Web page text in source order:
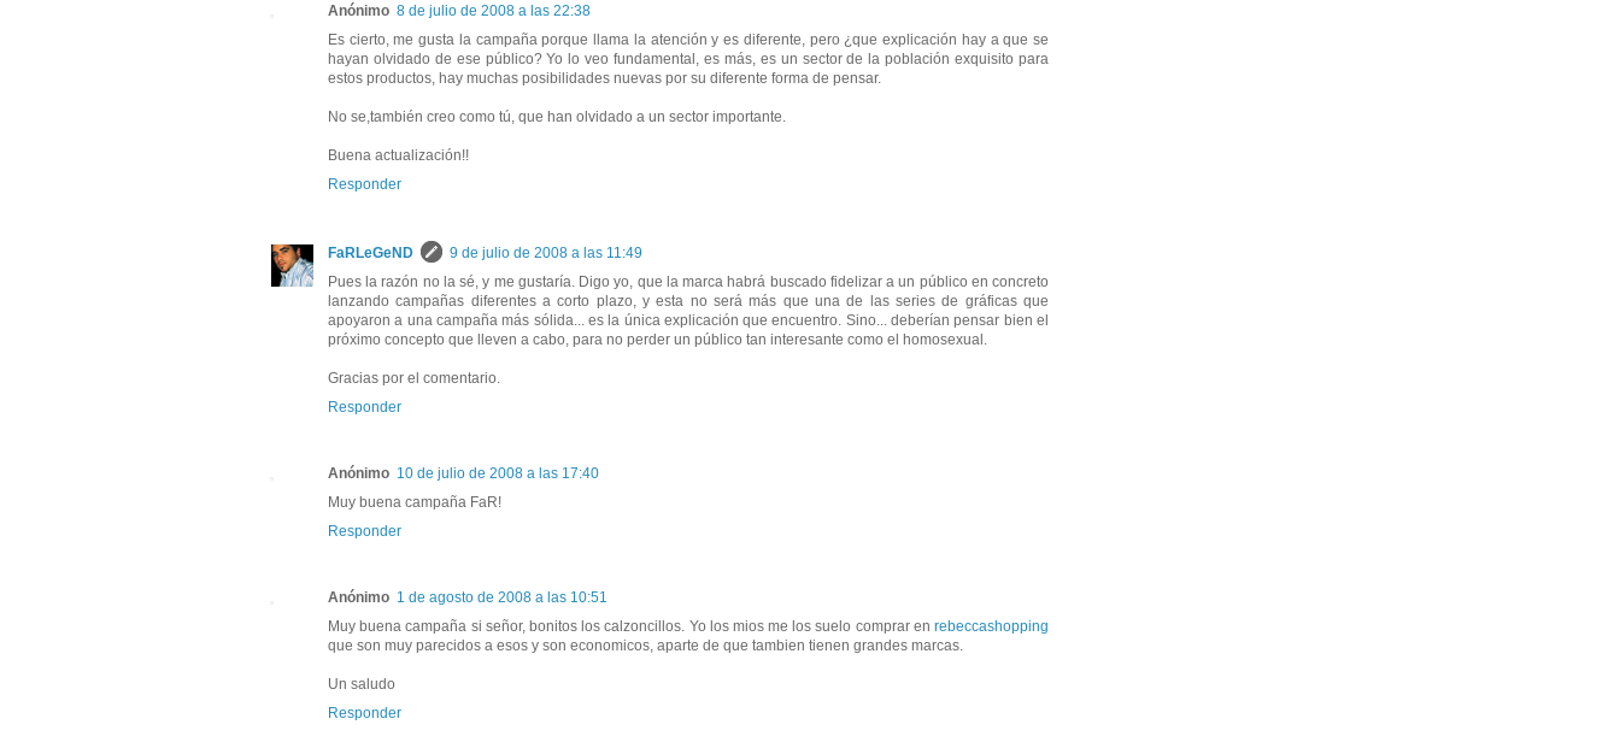
Anónimo 8 de julio de 2008 a las 22:38
Es cierto, me gusta la campaña porque llama la atención y es diferente, pero ¿que explicación hay a que se
hayan olvidado de ese público? Yo lo veo fundamental, es más, es un sector de la población exquisito para
estos productos, hay muchas posibilidades nuevas por su diferente forma de pensar.
No se,también creo como tú, que han olvidado a un sector importante.
Buena actualización!!
Responder
FaRLeGeND
9 de julio de 2008 a las 11:49
Pues la razón no la sé, y me gustaría. Digo yo, que la marca habrá buscado fidelizar a un público en concreto
lanzando campañas diferentes a corto plazo, y esta no será más que una de las series de gráficas que
apoyaron a una campaña más sólida... es la única explicación que encuentro. Sino... deberían pensar bien el
próximo concepto que lleven a cabo, para no perder un público tan interesante como el homosexual.
Gracias por el comentario.
Responder
Anónimo 10 de julio de 2008 a las 17:40
Muy buena campaña FaR!
Responder
Anónimo 1 de agosto de 2008 a las 10:51
Muy buena campaña si señor, bonitos los calzoncillos. Yo los mios me los suelo comprar en rebeccashopping
que son muy parecidos a esos y son economicos, aparte de que tambien tienen grandes marcas.
Un saludo
Responder